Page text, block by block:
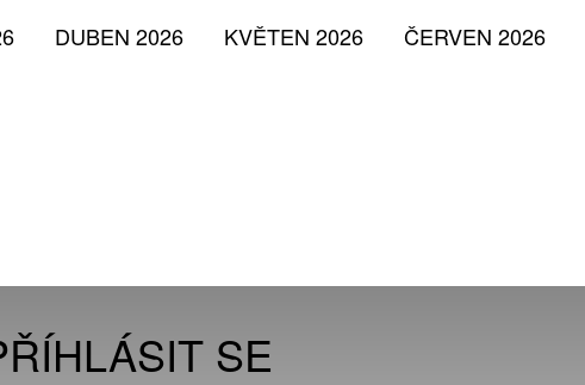
ČERVEN 2026
KVĚTEN 2026
DUBEN 2026
SE